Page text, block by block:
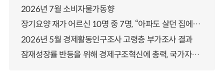
2026년 7월 소비자물가동향
장기요양 재가 어르신 10명 중 7명, “아파도 살던 집에서 살겠다” 「2025년 장기요양실태조사」 결과 발표
2026년 5월 경제활동인구조사 고령층 부가조사 결과
잠재성장률 반등을 위해 경제구조혁신에 총력, 국가자산 관리체계 대전환